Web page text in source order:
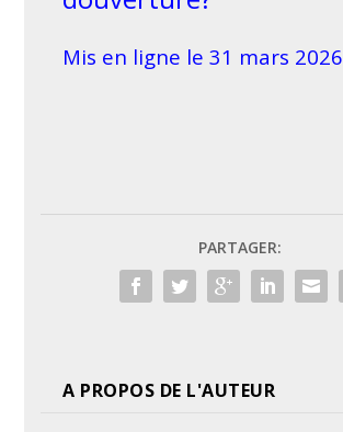
Mis en ligne le 31 mars 2026
PARTAGER:
A PROPOS DE L'AUTEUR